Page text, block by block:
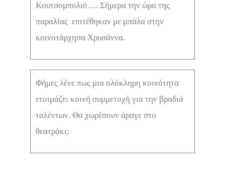
Κουτσομπολιό…. Σήμερα την ώρα της
παραλίας επιτέθηκαν με μπάλα στην
κοινοτάρχησα Χρυσάννα.
Φήμες λένε πως μια ολόκληρη κοινότητα
ετοιμάζει κοινή συμμετοχή για την βραδιά
ταλέντων. Θα χωρέσουν άραγε στο
θεατράκι;